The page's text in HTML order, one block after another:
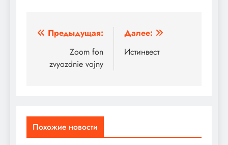
Навигация
записям
Предыдущая:
Zoom fon
zvyozdnie vojny
Далее:
Истинвест
Похожие новости